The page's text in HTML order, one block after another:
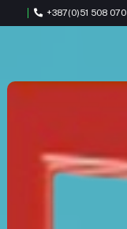
+387(0)51 508 070